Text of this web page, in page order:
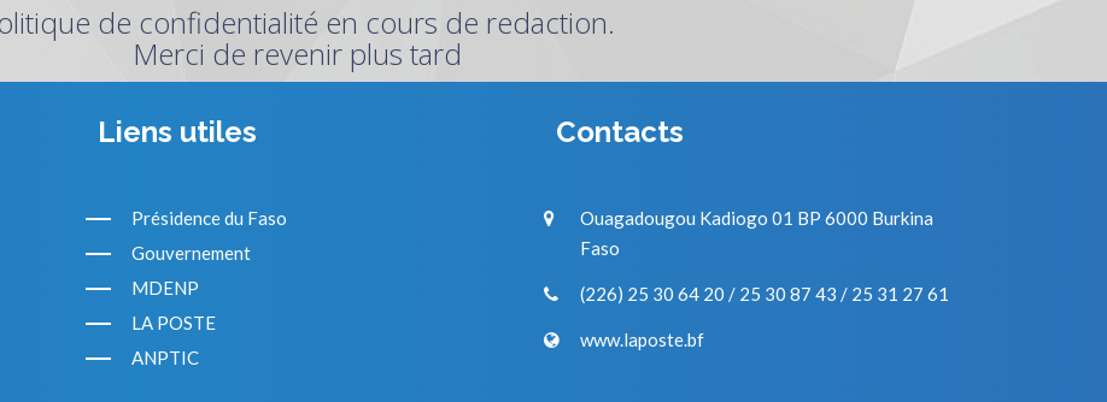
de confidentialité en cours de redaction.
Merci de revenir plus tard
Liens utiles
Présidence du Faso
Gouvernement
MDENP
LA POSTE
ANPTIC
Contacts
Ouagadougou Kadiogo 01 BP 6000 Burkina
Faso
(226) 25 30 64 20 / 25 30 87 43 / 25 31 27 61
www.laposte.bf